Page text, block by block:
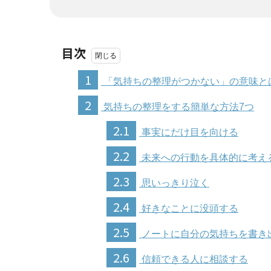
目次
1
「気持ちの整理がつかない」の意味と
2 気持ちの整理をする簡単な方法7つ
2.1 事実にだけ目を向ける
2.2 未来への行動を具体的に考え
2.3 思いっきり泣く
2.4 好きなことに没頭する
2.5 ノートに自分の気持ちを書き
2.6 信頼できる人に相談する